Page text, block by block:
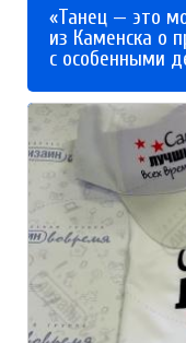
«Танец — это
из Каменска о
с особенными